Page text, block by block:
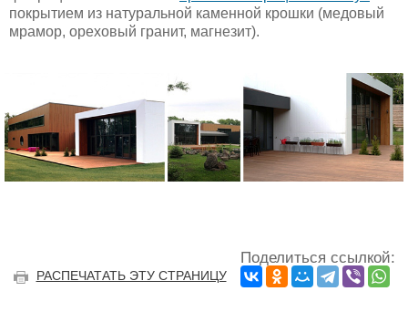
покрытием из натуральной каменной крошки (медовый
мрамор, ореховый гранит, магнезит).
РАСПЕЧАТАТЬ ЭТУ СТРАНИЦУ
Поделиться ссылкой: